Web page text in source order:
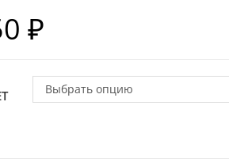
₽
Выбрать опцию